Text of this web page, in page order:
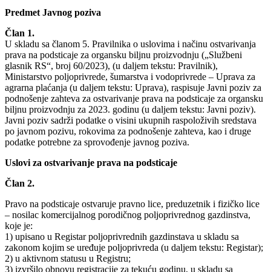
Predmet Javnog poziva
Član 1.
U skladu sa članom 5. Pravilnika o uslovima i načinu ostvarivanja
prava na podsticaje za organsku biljnu proizvodnju („Službeni
glasnik RS“, broj 60/2023), (u daljem tekstu: Pravilnik),
Ministarstvo poljoprivrede, šumarstva i vodoprivrede – Uprava za
agrarna plaćanja (u daljem tekstu: Uprava), raspisuje Javni poziv za
podnošenje zahteva za ostvarivanje prava na podsticaje za organsku
biljnu proizvodnju za 2023. godinu (u daljem tekstu: Javni poziv).
Javni poziv sadrži podatke o visini ukupnih raspoloživih sredstava
po javnom pozivu, rokovima za podnošenje zahteva, kao i druge
podatke potrebne za sprovođenje javnog poziva.
Uslovi za ostvarivanje prava na podsticaje
Član 2.
Pravo na podsticaje ostvaruje pravno lice, preduzetnik i fizičko lice
– nosilac komercijalnog porodičnog poljoprivrednog gazdinstva,
koje je:
1) upisano u Registar poljoprivrednih gazdinstava u skladu sa
zakonom kojim se uređuje poljoprivreda (u daljem tekstu: Registar);
2) u aktivnom statusu u Registru;
3) izvršilo obnovu registracije za tekuću godinu, u skladu sa